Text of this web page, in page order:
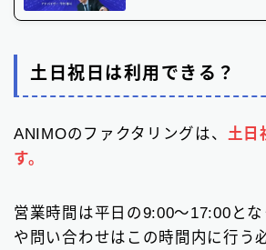
土日祝日は利用できる？
ANIMOのファクタリングは、 土日
す。
営業時間は平日の9:00～17:00と
や問い合わせはこの時間内に行う